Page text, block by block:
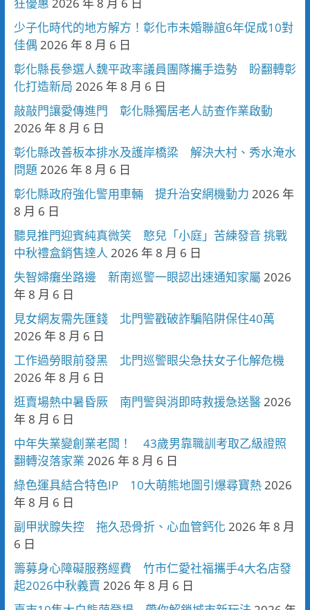
狂優惠 2026 年 8 月 6 日
少子化時代的地方解方！彰化市未婚聯誼6年促成10對
佳偶 2026 年 8 月 6 日
彰化縣長參選人魏平政率議員團隊攜手造勢 盼翻轉彰
化打造新局 2026 年 8 月 6 日
敲敲門讓愛傳進門 彰化縣獨居老人訪查作業啟動
2026 年 8 月 6 日
彰化縣改善板本排水及護岸橋梁 解決大村、秀水淹水
問題 2026 年 8 月 6 日
彰化縣政府強化警用車輛 提升治安網機動力 2026 年
8 月 6 日
聽見推門迎賓純真微笑 憨兒「小庭」苦練發音 挑戰
中秋禮盒銷售達人 2026 年 8 月 6 日
失智婦癱坐路邊 新南巡警一眼認出速通知家屬 2026
年 8 月 6 日
見女網友需先匯錢 北門警戳破詐騙陷阱保住40萬
2026 年 8 月 6 日
工作過勞眼前發黑 北門巡警眼尖急扶女子化解危機
2026 年 8 月 6 日
逛賣場熱中暑昏厥 南門警與消即時救援急送醫2026
年 8 月 6 日
中年失業變創業老闆！ 43歲男靠職訓考取乙級證照
翻轉沒落家業 2026 年 8 月 6 日
綠色運具結合特色IP 10大萌熊地圖引爆尋寶熱2026
年 8 月 6 日
副甲狀腺失控 拖久恐骨折、心血管鈣化 2026 年 8 月
6 日
籌募身心障礙服務經費 竹市仁愛社福攜手4大名店發
起2026中秋義賣 2026 年 8 月 6 日